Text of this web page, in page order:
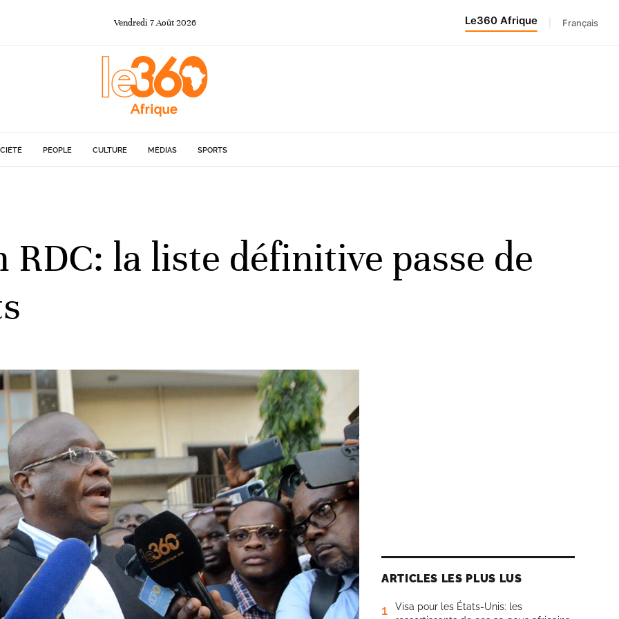
Vendredi 7Août 2026 Le360 Afrique Français
PEOPLE CULTURE MÉDIAS SPORTS
la liste définitive passe de
ARTICLES LES PLUS LUS
1
Visa pour les États-Unis: les